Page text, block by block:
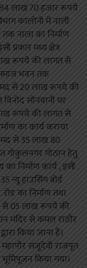
94 लाख 70 हजार रूपये
कालोनी में नाली
नाला का निर्माण
प्रकार मध्य क्षेत्र
रूपये की लागत से
समाज भवन तक
मद से 20 लाख रूपये की
सोनवानी घर
रूपये की लागत से
का कार्य कराया
मद से 35 लाख 80
गोकुलनगर गोठान हेतु
निर्माण कार्य , इसी
न्यू हाउसिंग बोर्ड
का निर्माण तथा
से 05 लाख रूपये की
मंदिर से कमल राठौर
किया जाना हैं।
संजूदेवी राजपूत
किया गया।